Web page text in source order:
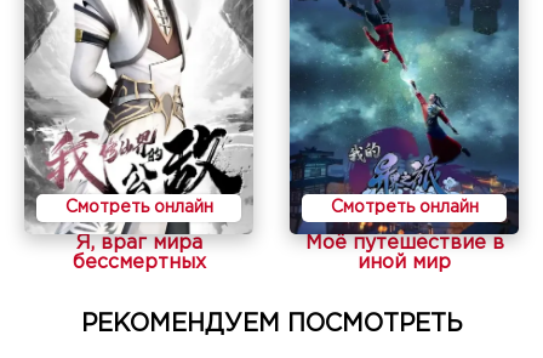
Смотреть онлайн
Я, враг мира
бессмертных
Смотреть онлайн
Моё путешествие в
иной мир
РЕКОМЕНДУЕМ ПОСМОТРЕТЬ